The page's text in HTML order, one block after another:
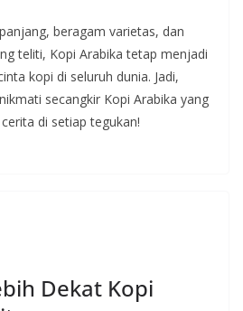
beragam varietas, dan
teliti, Kopi Arabika tetap menjadi
kopi di seluruh dunia. Jadi,
secangkir Kopi Arabika yang
di setiap tegukan!
Dekat Kopi